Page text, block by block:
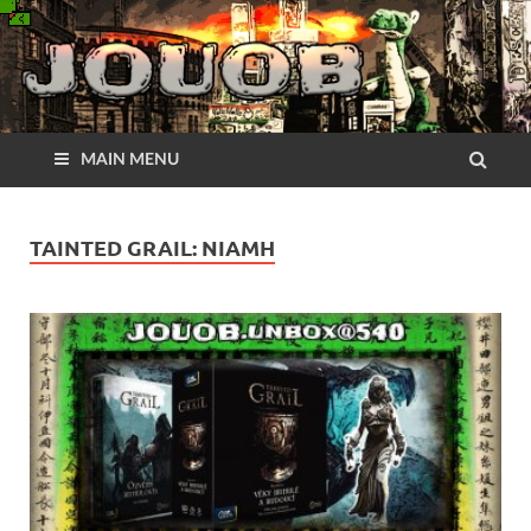
MAIN MENU
TAINTED GRAIL: NIAMH